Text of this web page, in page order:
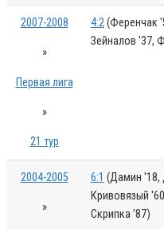
2007-2008
»
Первая лига
»
21 тур
4:2(Ференчак
Зейналов '37,
2004-2005
»
6:1 (Дамин '18,
Кривовязый
Скрипка '87)